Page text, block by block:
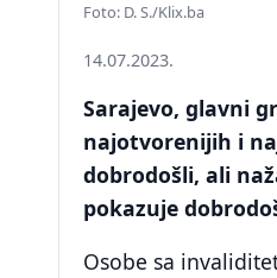
Foto: D. S./Klix.ba
14.07.2023.
Sarajevo, glavni
najotvorenijih i
dobrodošli, ali
pokazuje
Osobe sa